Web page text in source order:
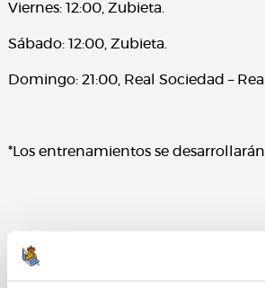
Viernes: 12:00, Zubieta.
Sábado: 12:00, Zubieta.
Domingo: 21:00, Real Sociedad –
*Los entrenamientos se